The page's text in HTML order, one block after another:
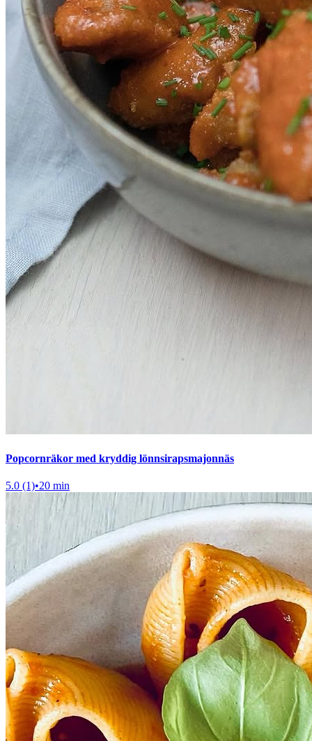
Popcornräkor med kryddig lönnsirapsmajonnäs
5.0 (1)•20 min